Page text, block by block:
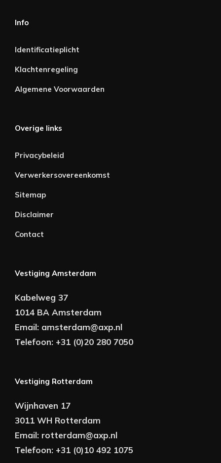
Info
Identificatieplicht
Klachtenregeling
Algemene Voorwaarden
Overige links
Privacybeleid
Verwerkersovereenkomst
Sitemap
Disclaimer
Contact
Vestiging Amsterdam
Kabelweg 37
1014 BA Amsterdam
Email: amsterdam@axp.nl
Telefoon: +31 (0)20 280 7050
Vestiging Rotterdam
Wijnhaven 17
3011 WH Rotterdam
Email: rotterdam@axp.nl
Telefoon: +31 (0)10 492 1075